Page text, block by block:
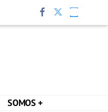
SOMOS +